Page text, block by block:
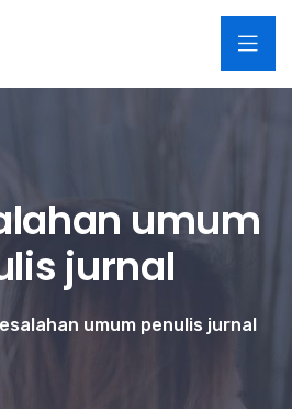
umum
jurnal
umum penulis jurnal